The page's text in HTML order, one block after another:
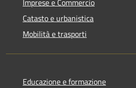
Imprese e Commercio
Catasto e urbanistica
Mobilità e trasporti
Educazione e formazione